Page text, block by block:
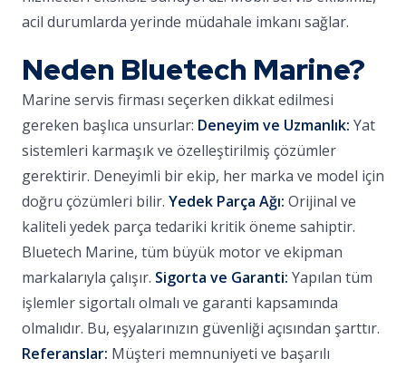
acil durumlarda yerinde müdahale imkanı sağlar.
Neden Bluetech Marine?
Marine servis firması seçerken dikkat edilmesi
gereken başlıca unsurlar: Deneyim ve Uzmanlık: Yat
sistemleri karmaşık ve özelleştirilmiş çözümler
gerektirir. Deneyimli bir ekip, her marka ve model için
doğru çözümleri bilir. Yedek Parça Ağı: Orijinal ve
kaliteli yedek parça tedariki kritik öneme sahiptir.
Bluetech Marine, tüm büyük motor ve ekipman
markalarıyla çalışır. Sigorta ve Garanti: Yapılan tüm
işlemler sigortalı olmalı ve garanti kapsamında
olmalıdır. Bu, eşyalarınızın güvenliği açısından şarttır.
Referanslar: Müşteri memnuniyeti ve başarılı